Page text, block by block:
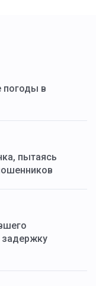
погоды в
пытаясь
задержку